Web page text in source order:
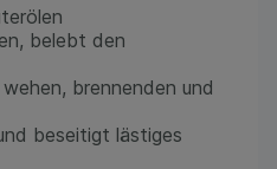
belebt den
brennenden und
beseitigt lästiges